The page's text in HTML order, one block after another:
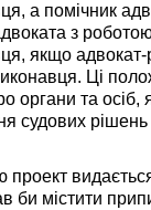
а помічник
з
якщо
Ці
органи та осіб,
судових рішень
проект
містити